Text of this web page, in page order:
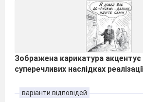
Зображена карикатура акцентує
суперечливих наслідках
варіанти відповідей